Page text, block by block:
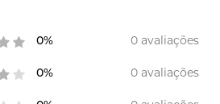
0% 0 avaliações
0% 0 avaliações